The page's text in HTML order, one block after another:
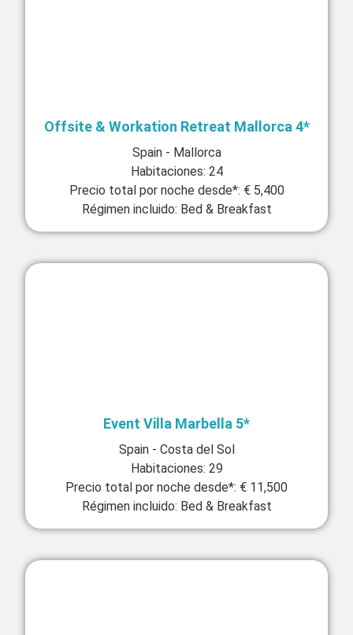
Offsite & Workation Retreat Mallorca 4*
Spain - Mallorca
Habitaciones: 24
Precio total por noche desde*: € 5,400
Régimen incluido: Bed & Breakfast
Event Villa Marbella 5*
Spain - Costa del Sol
Habitaciones: 29
Precio total por noche desde*: € 11,500
Régimen incluido: Bed & Breakfast